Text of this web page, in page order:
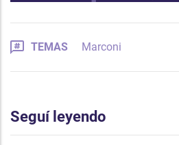
TEMAS Marconi
Seguí leyendo